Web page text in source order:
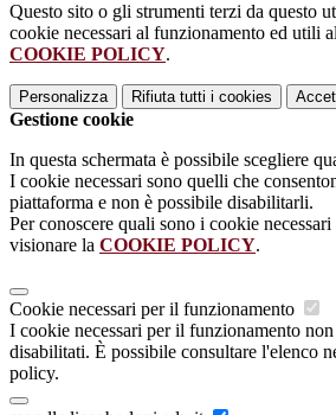
Questo sito o gli strumenti terzi da questo
cookie necessari al funzionamento ed utili
COOKIE POLICY.
Personalizza Rifiuta tutti i cookies
Gestione cookie
In questa schermata è possibile scegliere
I cookie necessari sono quelli che
piattaforma e non è possibile disabilitarli.
Per conoscere quali sono i cookie
visionare la COOKIE POLICY.
Cookie necessari per il funzionamento
I cookie necessari per il funzionamento non
disabilitati. È possibile consultare l'elenco
policy.